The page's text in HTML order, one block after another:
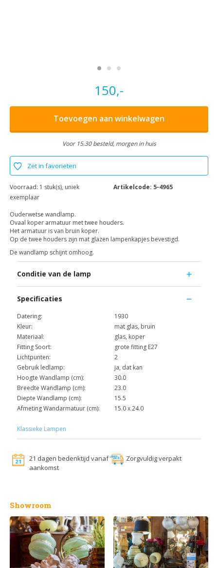
150,-
Toevoegen aan winkelwagen
Voor 15.30 besteld, morgen in huis
Zet in favorieten
Voorraad: 1 stuk(s), uniek
exemplaar
Artikelcode: 5-4965
Ouderwetse wandlamp.
Ovaal koper armatuur met twee houders.
Het armatuur is van bruin koper.
Op de twee houders zijn mat glazen lampenkapjes bevestigd.
De wandlamp schijnt omhoog.
Conditie van de lamp
Specificaties
Datering:
1930
Kleur:
mat glas, bruin
Materiaal:
glas, koper
Fitting Soort:
grote fitting E27
Lichtpunten:
2
Gebruik ledlamp:
ja, dat kan
Hoogte Wandlamp (cm):
30.0
Breedte Wandlamp (cm):
23.0
Diepte Wandlamp (cm):
15.5
Afmeting Wandarmatuur (cm):
15.0 x 24.0
Klassieke Lampen
21 dagen bedenktijd vanaf
aankomst
Zorgvuldig verpakt
Showroom